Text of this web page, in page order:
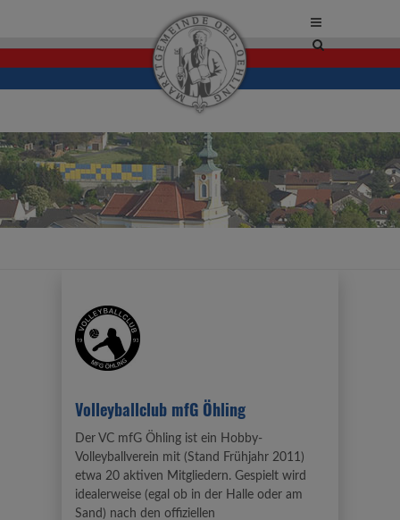
Site
Volleyballclub mfG Öhling
Der VC mfG Öhling ist ein Hobby-
Volleyballverein mit (Stand Frühjahr 2011)
etwa 20 aktiven Mitgliedern. Gespielt wird
idealerweise (egal ob in der Halle oder am
Sand) nach den offiziellen